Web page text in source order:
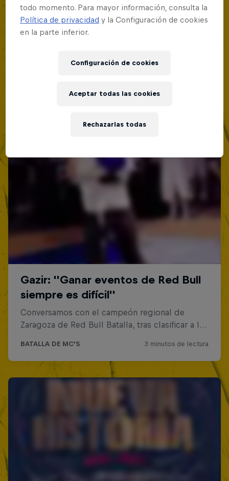
19 Septiembre 2026
Lima, Peru
Próximo evento
todo momento. Para mayor información, consulta la
Política de privacidad y la Configuración de cookies
en la parte inferior.
Configuración de cookies
Rechazarlas todas
Aceptar todas las cookies